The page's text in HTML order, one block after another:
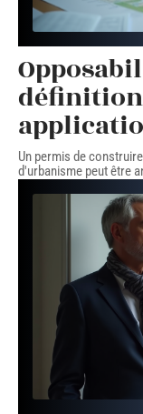
Un permis de
d'urbanisme peut être